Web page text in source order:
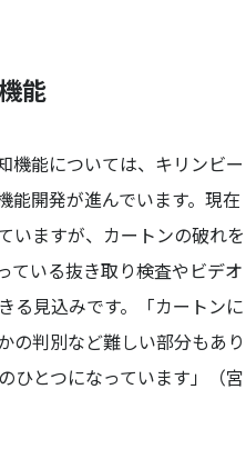
能
機能については、キリンビー
能開発が進んでいます。現在
いますが、カートンの破れを
ている抜き取り検査やビデオ
る見込みです。「カートンに
の判別など難しい部分もあり
ひとつになっています」（宮